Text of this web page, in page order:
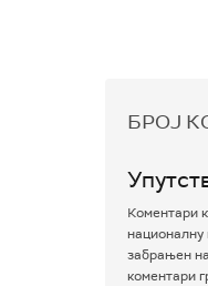
БРОЈ
Коментари
националну
забрањен
коментари